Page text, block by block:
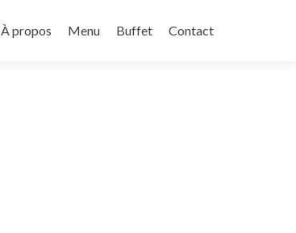
À propos Menu Buffet Contact